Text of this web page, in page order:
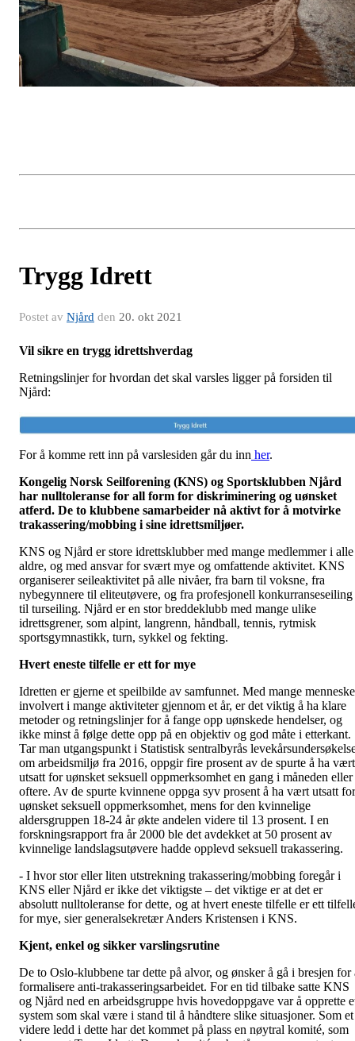
Trygg Idrett
Postet av Njård den 20. okt 2021
Vil sikre en trygg idrettshverdag
Retningslinjer for hvordan det skal varsles ligger på forsiden til
Njård:
For å komme rett inn på varslesiden går du inn her.
Kongelig Norsk Seilforening (KNS) og Sportsklubben Njård
har nulltoleranse for all form for diskriminering og uønsket
atferd. De to klubbene samarbeider nå aktivt for å motvirke
trakassering/mobbing i sine idrettsmiljøer.
KNS og Njård er store idrettsklubber med mange medlemmer i alle
aldre, og med ansvar for svært mye og omfattende aktivitet. KNS
organiserer seileaktivitet på alle nivåer, fra barn til voksne, fra
nybegynnere til eliteutøvere, og fra profesjonell konkurranseseiling
til turseiling. Njård er en stor breddeklubb med mange ulike
idrettsgrener, som alpint, langrenn, håndball, tennis, rytmisk
sportsgymnastikk, turn, sykkel og fekting.
Hvert eneste tilfelle er ett for mye
Idretten er gjerne et speilbilde av samfunnet. Med mange
involvert i mange aktiviteter gjennom et år, er det viktig å ha klare
metoder og retningslinjer for å fange opp uønskede hendelser, og
ikke minst å følge dette opp på en objektiv og god måte i etterkant.
Tar man utgangspunkt i Statistisk sentralbyrås
om arbeidsmiljø fra 2016, oppgir fire prosent av de spurte å ha vært
utsatt for uønsket seksuell oppmerksomhet en gang i måneden eller
oftere. Av de spurte kvinnene oppga syv prosent å ha vært utsatt for
uønsket seksuell oppmerksomhet, mens for den kvinnelige
aldersgruppen 18-24 år økte andelen videre til 13 prosent. I en
forskningsrapport fra år 2000 ble det avdekket at 50 prosent av
kvinnelige landslagsutøvere hadde opplevd seksuell trakassering.
- I hvor stor eller liten utstrekning trakassering/mobbing foregår i
KNS eller Njård er ikke det viktigste – det viktige er at det er
absolutt nulltoleranse for dette, og at hvert eneste tilfelle er ett
for mye, sier generalsekretær Anders Kristensen i KNS.
Kjent, enkel og sikker varslingsrutine
De to Oslo-klubbene tar dette på alvor, og ønsker å gå i bresjen for
formalisere anti-trakasseringsarbeidet. For en tid tilbake satte KNS
og Njård ned en arbeidsgruppe hvis hovedoppgave var å opprette
system som skal være i stand til å håndtere slike situasjoner. Som et
videre ledd i dette har det kommet på plass en nøytral komité, som